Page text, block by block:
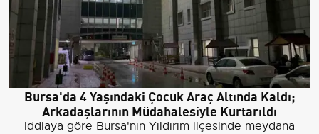
Bursa'da 4 Yaşındaki Çocuk Araç Altında Kaldı;
Arkadaşlarının Müdahalesiyle Kurtarıldı
İddiaya göre Bursa'nın Yıldırım ilçesinde meydana